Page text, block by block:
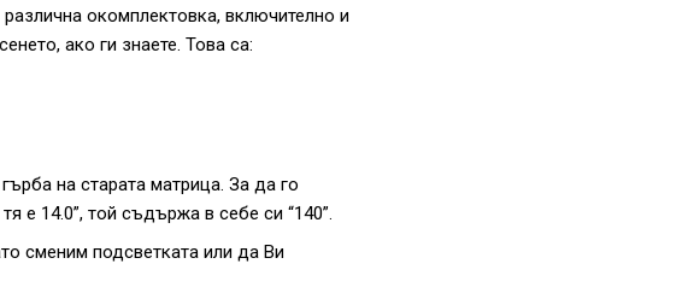
окомплектовка, включително и
ако ги знаете. Това са:
на старата матрица. За да го
е 14.0”, той съдържа в себе си “140”.
сменим подсветката или да Ви